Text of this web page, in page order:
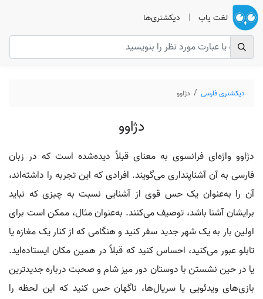
لغت یاب | دیکشنری‌ها
دیکشنری فارسی دژاوو
دژاوو
دژاوو واژه‌ای فرانسوی به معنای قبلاً دیده‌شده است که در زبان
فارسی به آن آشناپنداری می‌گویند. افرادی که این تجربه را داشته‌اند،
آن را به‌عنوان یک حس قوی از آشنایی نسبت به چیزی که نباید
برایشان آشنا باشد، توصیف می‌کنند. به‌عنوان مثال، ممکن است برای
اولین بار به یک شهر جدید سفر کنید و هنگامی که از کنار یک مغازه یا
تابلو عبور می‌کنید، احساس کنید که قبلاً در همین مکان ایستاده‌اید.
یا در حین نشستن با دوستان دور میز شام و صحبت درباره جدیدترین
بازی‌های ویدئویی یا سریال‌ها، ناگهان حس کنید که این لحظه را